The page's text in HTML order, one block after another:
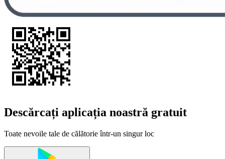
Descărcați aplicația noastră gratuit
Toate nevoile tale de călătorie într-un singur loc